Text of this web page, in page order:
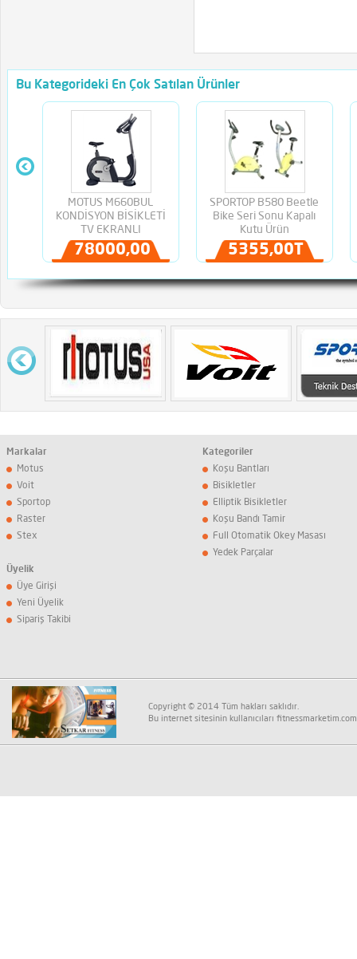
Bu Kategorideki En Çok Satılan Ürünler
MOTUS M660BUL
KONDİSYON BİSİKLETİ
TV EKRANLI
78000,00TL
SPORTOP B580 Beetle
Bike Seri Sonu Kapalı
Kutu Ürün
5355,00TL
Markalar
Motus
Voit
Sportop
Raster
Stex
Kategoriler
Koşu Bantları
Bisikletler
Elliptik Bisikletler
Koşu Bandı Tamir
Full Otomatik Okey Masası
Yedek Parçalar
Üyelik
Üye Girişi
Yeni Üyelik
Sipariş Takibi
Copyright © 2014 Tüm hakları saklıdır.
Bu internet sitesinin kullanıcıları